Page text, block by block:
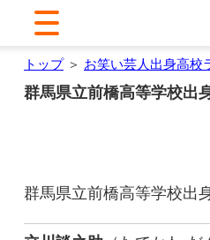
トップ＞ お笑い芸人出身高校
群馬県立前橋高等学校出
群馬県立前橋高等学校出